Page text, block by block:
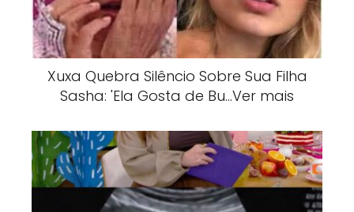
Xuxa Quebra Silêncio Sobre Sua Filha
Sasha: 'Ela Gosta de Bu…Ver mais